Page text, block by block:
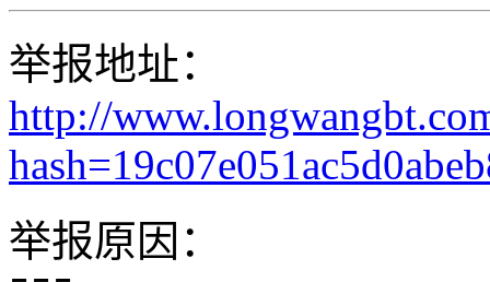
举报地址：
http://
举报原因：